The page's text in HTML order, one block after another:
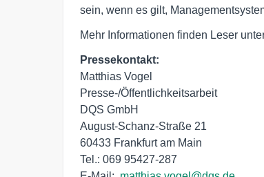
sein, wenn es gilt,
Mehr Informationen finden Leser
Pressekontakt:
Matthias Vogel
Presse-/Öffentlichkeitsarbeit
DQS GmbH
August-Schanz-Straße 21
60433 Frankfurt am Main
Tel.: 069 95427-287